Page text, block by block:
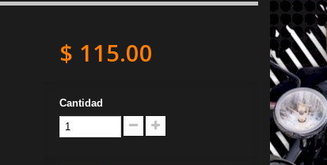
$ 115.00
Cantidad